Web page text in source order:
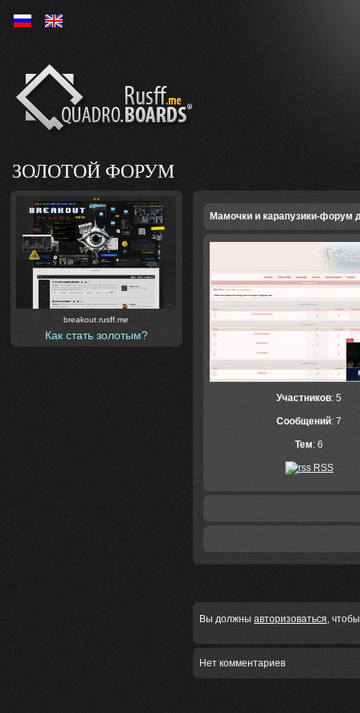
Ру En
ЗОЛОТОЙ ФОРУМ
breakout.rusff.me
Как стать золотым?
Мамочки и карапузики-форум
Участников: 5
Сообщений: 7
Тем: 6
RSS
Вы должны авторизоваться,
Нет комментариев